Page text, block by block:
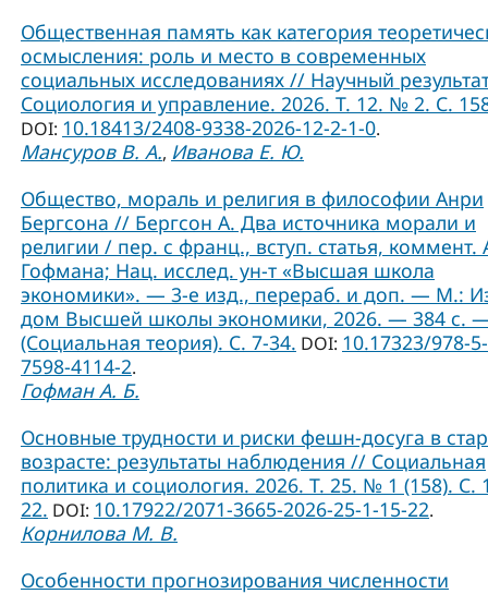
Общественная память как категория
осмысления: роль и место в современных
социальных исследованиях // Научный
Социология и управление. 2026. Т. 12. № 2. С.
DOI: 10.18413/2408-9338-2026-12-2-1-0.
Мансуров В. А., Иванова Е. Ю.
Общество, мораль и религия в философии Анри
Бергсона // Бергсон А. Два источника морали и
религии / пер. с франц., вступ. статья, коммент.
Гофмана; Нац. исслед. ун-т «Высшая школа
экономики». — 3-е изд., перераб. и доп. — М.:
дом Высшей школы экономики, 2026. — 384 с.
(Социальная теория). C. 7-34. DOI: 10.17323/978-5-
7598-4114-2.
Гофман А. Б.
Основные трудности и риски фешн-досуга в
возрасте: результаты наблюдения // Социальная
политика и социология. 2026. Т. 25. № 1 (158). С.
22. DOI: 10.17922/2071-3665-2026-25-1-15-22.
Корнилова М. В.
Особенности прогнозирования численности